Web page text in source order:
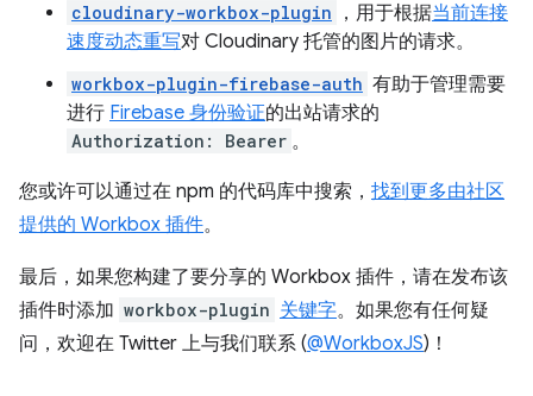
cloudinary-workbox-plugin ，用于根据当前连接
速度动态重写对 Cloudinary 托管的图片的请求。
workbox-plugin-firebase-auth 有助于管理需要
进行 Firebase 身份验证的出站请求的
Authorization: Bearer 。
您或许可以通过在 npm 的代码库中搜索， 找到更多由社区
提供的 Workbox 插件。
最后，如果您构建了要分享的 Workbox 插件，请在发布该
插件时添加 workbox-plugin 关键字。如果您有任何疑
问，欢迎在 Twitter 上与我们联系 (@WorkboxJS)！